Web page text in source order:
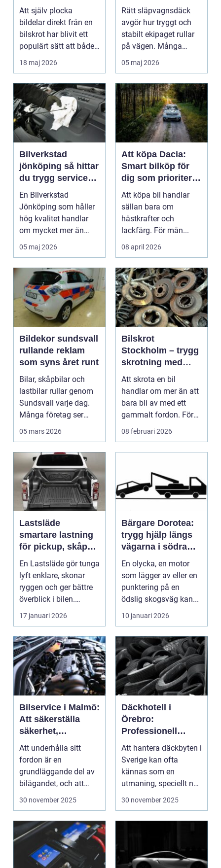
hållbart bilägande
Att själv plocka
bildelar direkt från en
bilskrot har blivit ett
populärt sätt att både
spara pengar...
18 maj 2026
Rätt släpvagnsdäck
avgör hur tryggt och
stabilt ekipaget rullar
på vägen. Många
lägger stor omsorg p...
05 maj 2026
Bilverkstad
jönköping så hittar
du trygg service
för din bil
En Bilverkstad
Jönköping som håller
hög kvalitet handlar
om mycket mer än
bara byte av olja och
brom...
05 maj 2026
Att köpa Dacia:
Smart bilköp för
dig som prioriterar
värde framför
status
Att köpa bil handlar
sällan bara om
hästkrafter och
lackfärg. För mån...
08 april 2026
Bildekor sundsvall
rullande reklam
som syns året runt
Bilar, skåpbilar och
lastbilar rullar genom
Sundsvall varje dag.
Många företag ser
fortfarande fordo...
05 mars 2026
Bilskrot
Stockholm – trygg
skrotning med
fokus på miljö och
återvinning
Att skrota en bil
handlar om mer än att
bara bli av med ett
gammalt fordon. För
mång...
08 februari 2026
Lastsläde
smartare lastning
för pickup, skåpbil
och personbil
En Lastsläde gör tunga
lyft enklare, skonar
ryggen och ger bättre
överblick i bilen.
Genom att kunna...
17 januari 2026
Bärgare Dorotea:
trygg hjälp längs
vägarna i södra
lappland
En olycka, en motor
som lägger av eller en
punktering på en
ödslig skogsväg kan...
10 januari 2026
Bilservice i Malmö:
Att säkerställa
säkerhet,
prestanda och
hållbarhet
Att underhålla sitt
fordon är en
grundläggande del av
bilägandet, och att
g&oum...
30 november 2025
Däckhotell i
Örebro:
Professionell
hantering av dina
däck
Att hantera däckbyten i
Sverige kan ofta
kännas som en
utmaning, speciellt när
sä...
30 november 2025